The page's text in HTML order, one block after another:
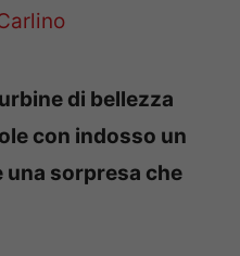
di bellezza
con indosso un
sorpresa che